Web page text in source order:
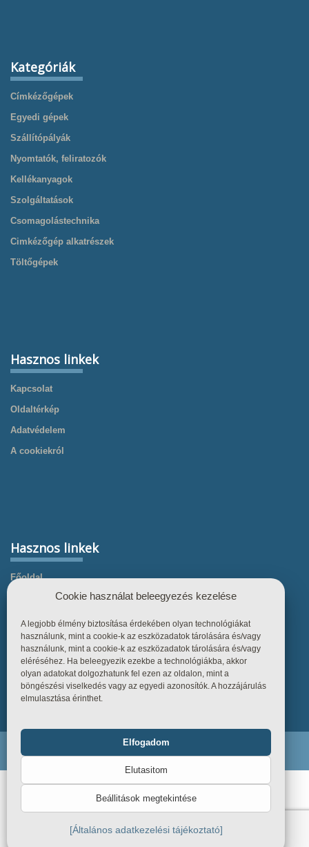
Kategóriák
Címkézőgépek
Egyedi gépek
Szállítópályák
Nyomtatók, feliratozók
Kellékanyagok
Szolgáltatások
Csomagolástechnika
Cimkézőgép alkatrészek
Töltőgépek
Hasznos linkek
Kapcsolat
Oldaltérkép
Adatvédelem
A cookiekról
Hasznos linkek
Főoldal
Referenciák
Tudástár
Üzletszabályzat
Kapcsolat
Cookie használat beleegyezés kezelése
A legjobb élmény biztosítása érdekében olyan technológiákat
használunk, mint a cookie-k az eszközadatok tárolására és/vagy
használunk, mint a cookie-k az eszközadatok tárolására és/vagy
eléréséhez. Ha beleegyezik ezekbe a technológiákba, akkor
olyan adatokat dolgozhatunk fel ezen az oldalon, mint a
böngészési viselkedés vagy az egyedi azonosítók. A hozzájárulás
elmulasztása érinthet.
Statisztika
Elfogadom
Elutasitom
Beállitások megtekintése
[Általános adatkezelési tájékoztató]